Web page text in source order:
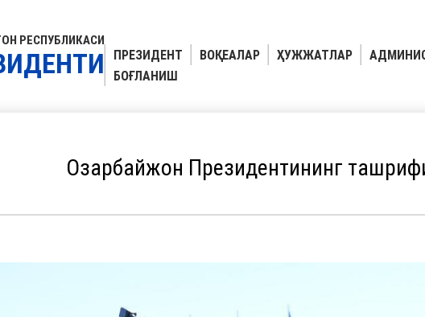
РЕСПУБЛИКАСИ
ПРЕЗИДЕНТ ВОҚЕАЛАР ҲУЖЖАТЛАР
БОҒЛАНИШ
Озарбайжон Президентининг